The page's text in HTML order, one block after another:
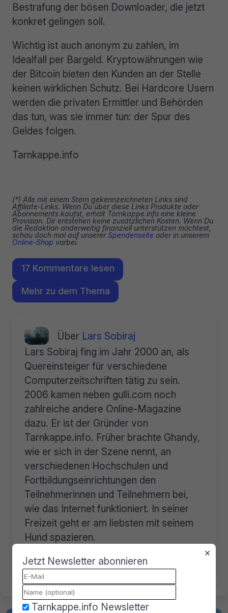
Bestrafung der bösen Downloader, die jetzt
konkret gelingen soll.
Wichtig ist auch anonym zu zahlen, im
Idealfall per Bargeld. Kryptowährungen wie
der Bitcoin bieten den Kunden an der Stelle
keinen wirklichen Schutz. Bei Hardcore Usern
werden die privaten Ermittler und Behörden
das tun, was sie immer tun: der Spur des
Geldes folgen.
Tarnkappe.info
(*) Alle mit einem Stern gekennzeichneten Links sind
Affiliate-Links. Wenn Du über diese Links Produkte oder
Abonnements kaufst, erhält Tarnkappe.info eine kleine
Provision. Dir entstehen keine zusätzlichen Kosten. Wenn Du
die Redaktion anderweitig finanziell unterstützen möchtest,
schau doch mal auf unsererSpendenseite oder in unserem
Online-Shop vorbei.
17 Kommentare lesen
Mehr zu dem Thema
Über Lars Sobiraj
Lars Sobiraj fing im Jahr 2000 an, als
Quereinsteiger für verschiedene
Computerzeitschriften tätig zu sein.
2006 kamen neben gulli.com noch
zahlreiche andere Online-Magazine
dazu. Er ist der Gründer von
Tarnkappe.info. Früher brachte Ghandy,
wie er sich in der Szene nennt, an
verschiedenen Hochschulen und
Fortbildungseinrichtungen den
Teilnehmerinnen und Teilnehmern bei,
wie das Internet funktioniert. In seiner
Freizeit geht er am liebsten mit seinem
Hund spazieren.
    
×
Jetzt Newsletter abonnieren
Tarnkappe.info Newsletter